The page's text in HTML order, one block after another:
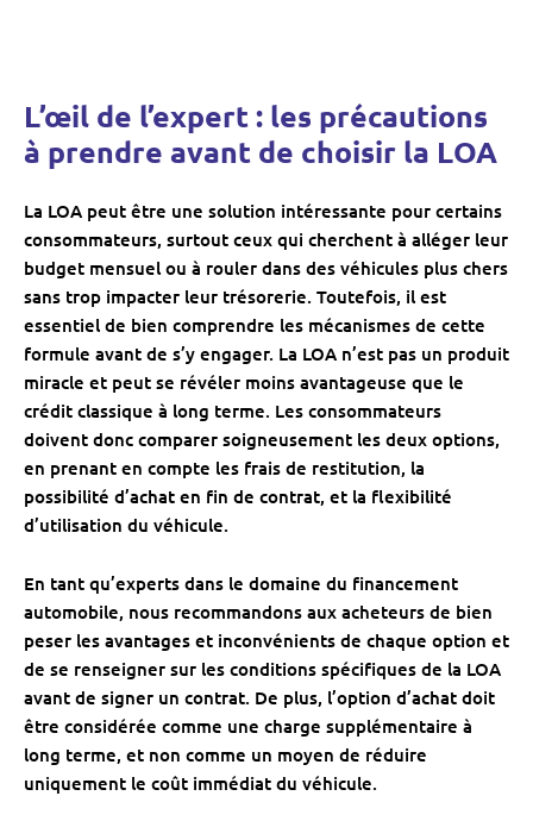
L’œil de l’expert : les précautions
à prendre avant de choisir la LOA
La LOA peut être une solution intéressante pour certains
consommateurs, surtout ceux qui cherchent à alléger leur
budget mensuel ou à rouler dans des véhicules plus chers
sans trop impacter leur trésorerie. Toutefois, il est
essentiel de bien comprendre les mécanismes de cette
formule avant de s’y engager. La LOA n’est pas un produit
miracle et peut se révéler moins avantageuse que le
crédit classique à long terme. Les consommateurs
doivent donc comparer soigneusement les deux options,
en prenant en compte les frais de restitution, la
possibilité d’achat en fin de contrat, et la flexibilité
d’utilisation du véhicule.
En tant qu’experts dans le domaine du financement
automobile, nous recommandons aux acheteurs de bien
peser les avantages et inconvénients de chaque option et
de se renseigner sur les conditions spécifiques de la LOA
avant de signer un contrat. De plus, l’option d’achat doit
être considérée comme une charge supplémentaire à
long terme, et non comme un moyen de réduire
uniquement le coût immédiat du véhicule.